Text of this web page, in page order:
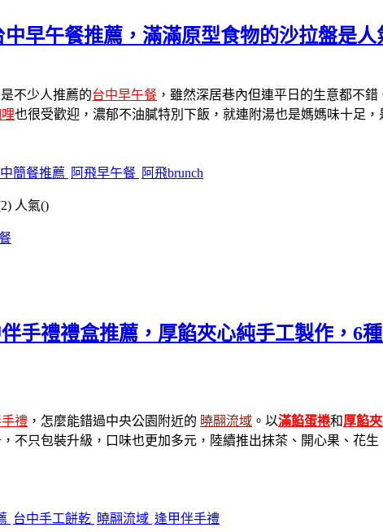
中早午餐推薦，滿滿原型食物的沙拉盤是
是不少人推薦的台中早午餐 ，雖然深居巷內但連平日的生意都不錯
也很受歡迎，濃郁不油膩特別下飯，就連附湯也是媽媽味十足，
簡餐推薦 阿飛早午餐 阿飛brunch
人氣()
手禮禮盒推薦，厚餡夾心純手工製作，6
禮 ，怎麼能錯過中央公園附近的 曉翮流域 。以滿餡蛋捲和厚餡
不只包裝升級，口味也更加多元，陸續推出抹茶、開心果、花
台中手工餅乾 曉翮流域 逢甲伴手禮